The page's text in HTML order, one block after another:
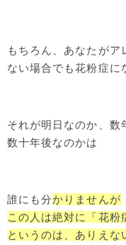
もちろん、あなたがア
ない場合でも花粉症に
それが明日なのか、数
数十年後なのかは
誰にも分かりませんが
この人は絶対に「花粉
というのは、ありえな